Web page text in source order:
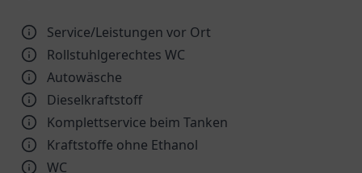
Service/Leistungen vor Ort
Rollstuhlgerechtes WC
Autowäsche
Dieselkraftstoff
Komplettservice beim Tanken
Kraftstoffe ohne Ethanol
WC